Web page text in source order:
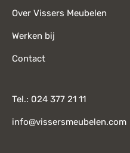
Over Vissers Meubelen
Werken bij
Contact
Tel.: 024 377 21 11
info@vissersmeubelen.com